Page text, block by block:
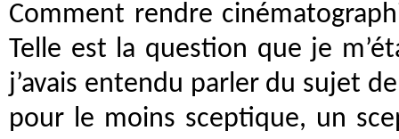
Comment rendre
Telle est la question que je
j’avais entendu parler du sujet
pour le moins sceptique, un